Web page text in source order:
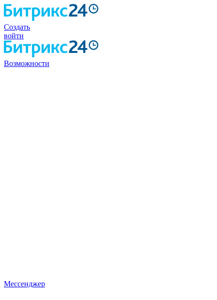
Создать
войти
Возможности
Мессенджер